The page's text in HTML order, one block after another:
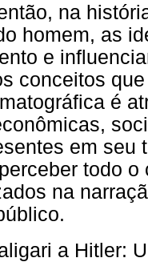
na
homem, as
e
conceitos
é
em seu
todo
na
a Hitler: